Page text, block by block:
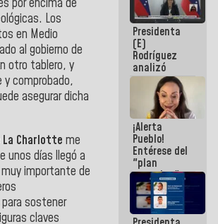
por encima de
Los
en Medio
al gobierno de
otro tablero, y
comprobado,
asegurar dicha
La Charlotte me
unos días llegó a
importante de
sostener
claves
hazlo hoy
por que no
sabemos si
la semana
que viene
hay
programa
Presidenta
(E)
Rodríguez
analizó
junto a
gobernadores
planes de
recuperación
del Sistema
Eléctrico
Nacional
¡Alerta
Pueblo!
Entérese del
"plan
enjambre"
de La Sayo
para
sabotear el